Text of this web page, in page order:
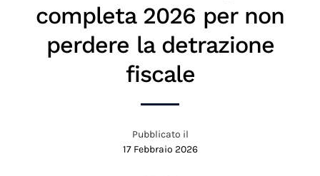
completa 2026 per non
perdere la detrazione
fiscale
Pubblicato il
17 Febbraio 2026